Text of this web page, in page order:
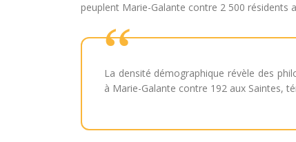
peuplent Marie-Galante contre 2 500 résidents
La densité démographique révèle des
à Marie-Galante contre 192 aux Saintes,